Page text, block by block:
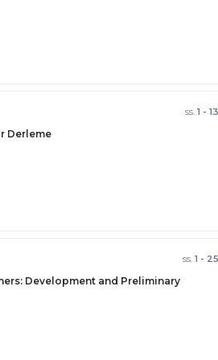
ss. 1 - 13
Derleme
ss. 1 - 25
Development and Preliminary